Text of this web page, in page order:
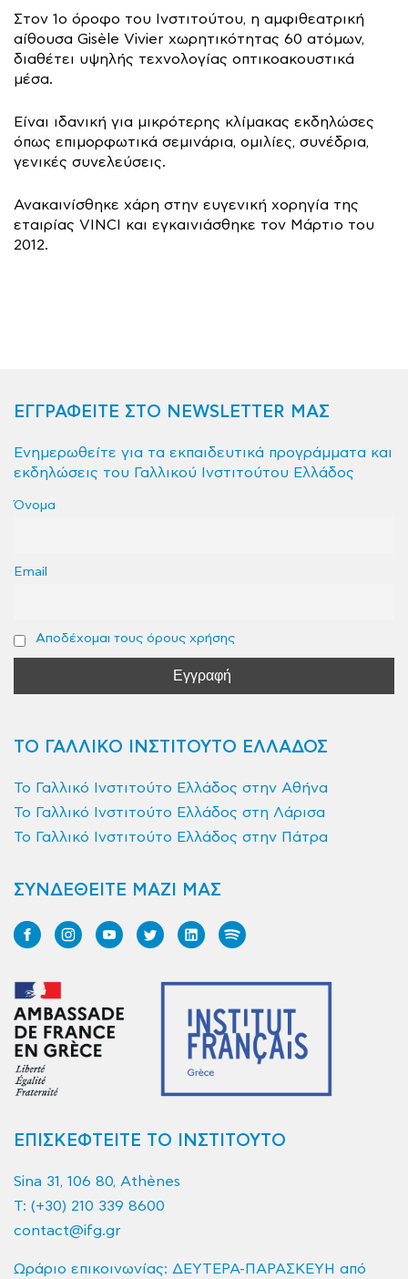
Στον 1ο όροφο του Ινστιτούτου, η αμφιθεατρική
αίθουσα Gisèle Vivier χωρητικότητας 60 ατόμων,
διαθέτει υψηλής τεχνολογίας οπτικοακουστικά
μέσα.
Είναι ιδανική για μικρότερης κλίμακας εκδηλώσες
όπως επιμορφωτικά σεμινάρια, ομιλίες, συνέδρια,
γενικές συνελεύσεις.
Ανακαινίσθηκε χάρη στην ευγενική χορηγία της
εταιρίας VINCI και εγκαινιάσθηκε τον Μάρτιο του
2012.
ΕΓΓΡΑΦΕΙΤΕ ΣΤΟ NEWSLETTER ΜΑΣ
Ενημερωθείτε για τα εκπαιδευτικά προγράμματα και
εκδηλώσεις του Γαλλικού Ινστιτούτου Ελλάδος
Όνομα
Email
Αποδέχομαι τους όρους χρήσης
ΤΟ ΓΑΛΛΙΚΟ ΙΝΣΤΙΤΟΥΤΟ ΕΛΛΑΔΟΣ
Το Γαλλικό Ινστιτούτο Ελλάδος στην Αθήνα
Το Γαλλικό Ινστιτούτο Ελλάδος στη Λάρισα
Το Γαλλικό Ινστιτούτο Ελλάδος στην Πάτρα
ΣΥΝΔΕΘΕΙΤΕ ΜΑΖΙ ΜΑΣ
ΕΠΙΣΚΕΦΤΕΙΤΕ ΤΟ ΙΝΣΤΙΤΟΥΤΟ
Sina 31, 106 80, Athènes
T: (+30) 210 339 8600
contact@ifg.gr
Ωράριο επικοινωνίας: ΔΕΥΤΕΡΑ-ΠΑΡΑΣΚΕΥΗ από